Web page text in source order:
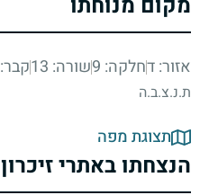
אזור: דחלקה: 9 שורה: 13 קבר: 4
ת.נ.צ.ב.ה
תצוגת מפה
הנצחתו באתרי זיכרון